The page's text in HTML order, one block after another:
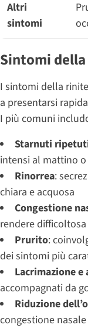
Altri
sintomi
Sintomi
I sintomi della
a presentarsi
I più comuni
Starnuti
intensi al mattino o
Rinorrea:
chiara e acquosa
Congestione
rendere
Prurito:
dei sintomi più
Lacrimazione
accompagnati da
Riduzione
congestione